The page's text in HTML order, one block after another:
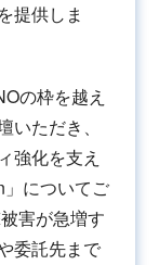
提供しま
の枠を越え
ただき、
強化を支え
についてご
害が急増す
委託先まで